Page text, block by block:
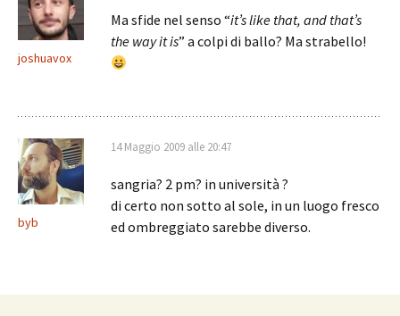
joshuavox
Ma sfide nel senso “it’s like that, and that’s
the way it is” a colpi di ballo? Ma strabello!
byb
14 Maggio 2009 alle 20:47
sangria? 2 pm? in università ?
di certo non sotto al sole, in un luogo fresco
ed ombreggiato sarebbe diverso.